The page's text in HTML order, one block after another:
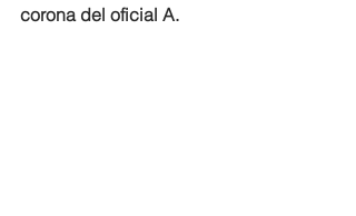
corona del oficial A.